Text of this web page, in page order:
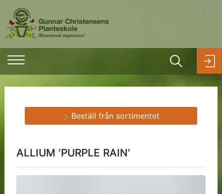
ALLIUM 'PURPLE RAIN'
Beställ från sortimentet